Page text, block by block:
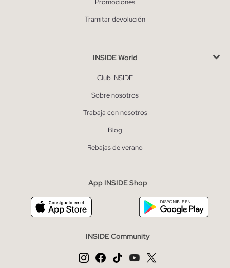
Promociones
Tramitar devolución
INSIDE World
Club INSIDE
Sobre nosotros
Trabaja con nosotros
Blog
Rebajas de verano
App INSIDE Shop
INSIDE Community